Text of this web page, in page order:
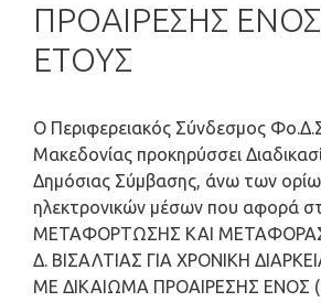
ΠΡΟΑΙΡΕΣΗΣ
ΕΤΟΥΣ
Ο Περιφερειακός Σύνδεσμος
Μακεδονίας προκηρύσσει
Δημόσιας Σύμβασης, άνω των
ηλεκτρονικών μέσων που αφορά
ΜΕΤΑΦΟΡΤΩΣΗΣ ΚΑΙ
Δ. ΒΙΣΑΛΤΙΑΣ ΓΙΑ ΧΡΟΝΙΚΗ
ΜΕ ΔΙΚΑΙΩΜΑ ΠΡΟΑΙΡΕΣΗΣ ΕΝΟΣ